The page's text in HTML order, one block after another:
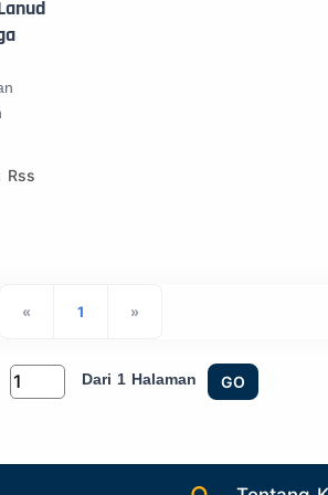
Rss
« 1 »
Dari 1 Halaman GO